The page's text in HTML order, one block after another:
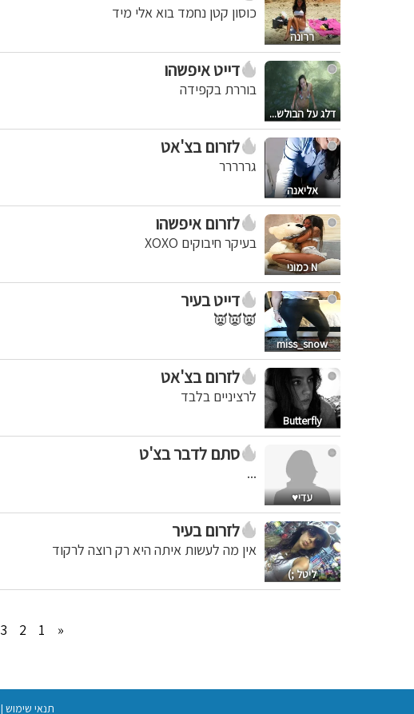
ררונה
כוסון קטן נחמד בוא אלי מיד
דלג על הבולש...
דייט איפשהו
בוררת בקפידה
אליאנה
לזרום בצ'אט
גררררר
N כמוני
לזרום איפשהו
בעיקר חיבוקים XOXO
miss_snow
דייט בעיר
👿👿👿
Butterfly
לזרום בצ'אט
לרציניים בלבד
עדי♥
סתם לדבר בצ'ט
...
ליטל ;)
לזרום בעיר
אין מה לעשות איתה היא רק רוצה לרקוד
«
1
2
3
תנאי שימוש |